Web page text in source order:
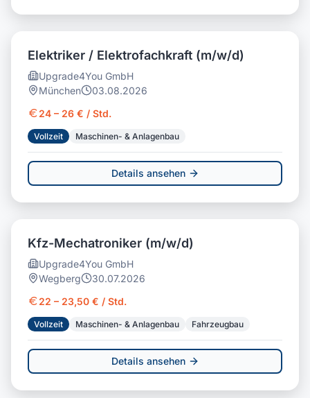
Elektriker / Elektrofachkraft (m/w/d)
Upgrade4You GmbH
München
03.08.2026
24 – 26 € / Std.
Vollzeit Maschinen- & Anlagenbau
Details ansehen
Kfz-Mechatroniker (m/w/d)
Upgrade4You GmbH
Wegberg
30.07.2026
22 – 23,50 € / Std.
Vollzeit Maschinen- & Anlagenbau Fahrzeugbau
Details ansehen